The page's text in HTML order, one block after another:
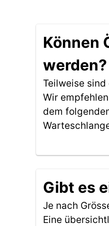
Können
werden?
Teilweise sind
Wir
dem
Gibt es
Je nach
Eine